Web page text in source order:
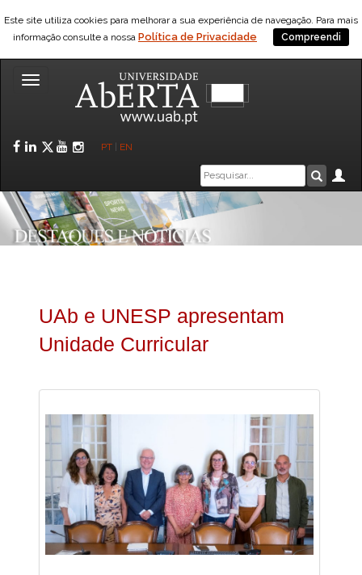
Este site utiliza cookies para melhorar a sua experiência de navegação. Para mais
informação consulte a nossa Política de Privacidade Compreendi
Toggle
Facebook
LinkedIn
Twitter
YouTube
Instagram
PT EN
Caixa
de
pesquisa
UAb e UNESP apresentam
Unidade Curricular